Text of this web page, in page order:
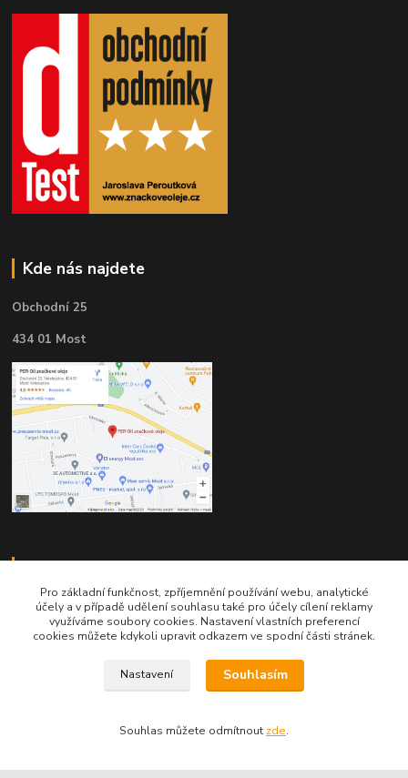
Kde nás najdete
Obchodní 25
434 01 Most
Kontakty
Telefon pro technické dotazy: 775 113 255
Telefon do našeho obchodu : 774 993 479
Pro základní funkčnost, zpříjemnění používání webu, analytické
účely a v případě udělení souhlasu také pro účely cílení reklamy
využíváme soubory cookies. Nastavení vlastních preferencí
cookies můžete kdykoli upravit odkazem ve spodní části stránek.
Nastavení Souhlasím
Souhlas můžete odmítnout zde.